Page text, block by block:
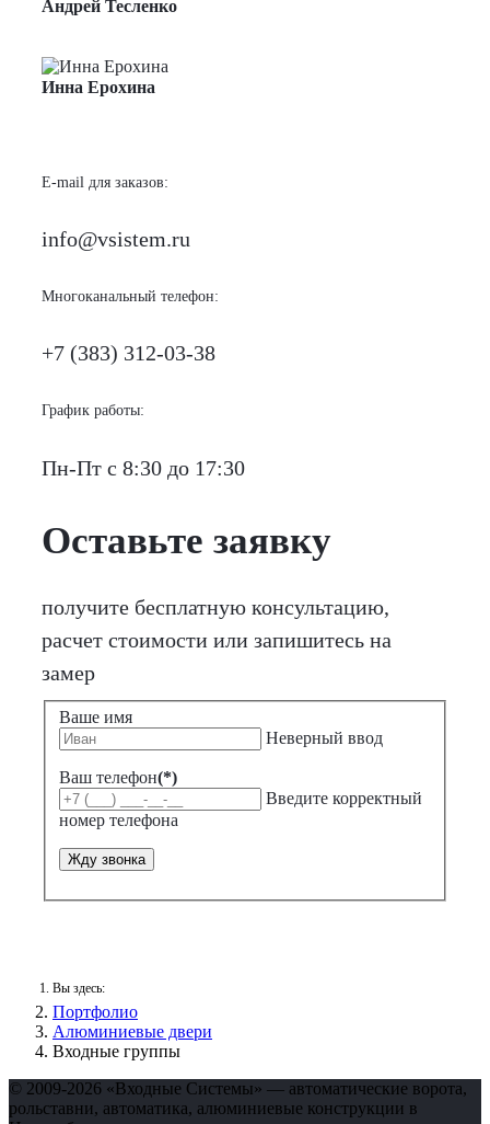
Андрей Тесленко
Инна Ерохина
E-mail для заказов:
info@vsistem.ru
Многоканальный телефон:
+7 (383) 312-03-38
График работы:
Пн-Пт с 8:30 до 17:30
Оставьте заявку
получите бесплатную консультацию,
расчет стоимости или запишитесь на
замер
Ваше имя
Неверный ввод
Ваш телефон(*)
Введите корректный
номер телефона
Жду звонка
Вы здесь:
Портфолио
Алюминиевые двери
Входные группы
© 2009-2026 «Входные Системы» — автоматические ворота,
рольставни, автоматика, алюминиевые конструкции в